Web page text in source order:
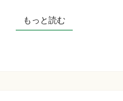
行
事
もっと読むもっと読む